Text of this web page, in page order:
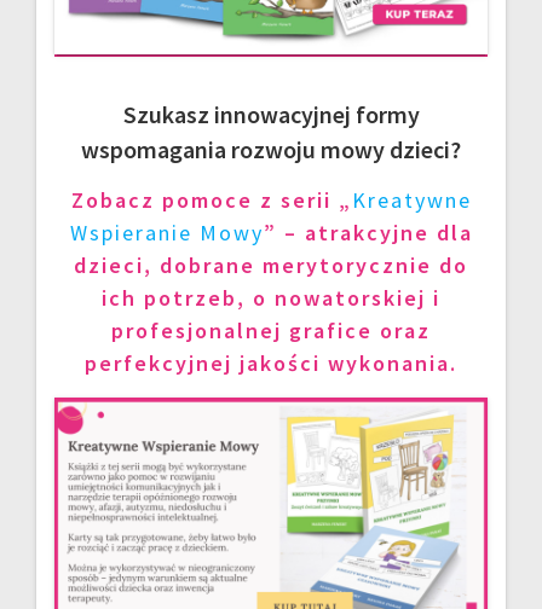
Szukasz innowacyjnej formy
wspomagania rozwoju mowy dzieci?
Zobacz pomoce z serii „ Kreatywne
Wspieranie Mowy” – atrakcyjne dla
dzieci, dobrane merytorycznie do
ich potrzeb, o nowatorskiej i
profesjonalnej grafice oraz
perfekcyjnej jakości wykonania.